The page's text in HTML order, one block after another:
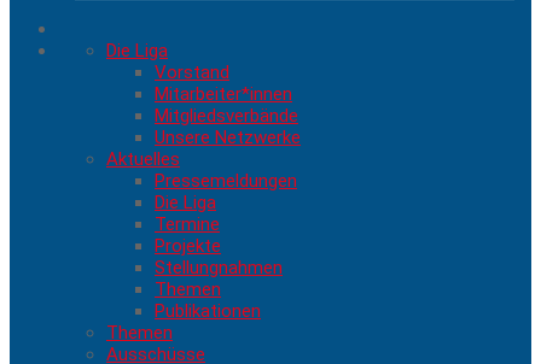
Die Liga
Vorstand
Mitarbeiter*innen
Mitgliedsverbände
Unsere Netzwerke
Aktuelles
Pressemeldungen
Die Liga
Termine
Projekte
Stellungnahmen
Themen
Publikationen
Themen
Ausschüsse